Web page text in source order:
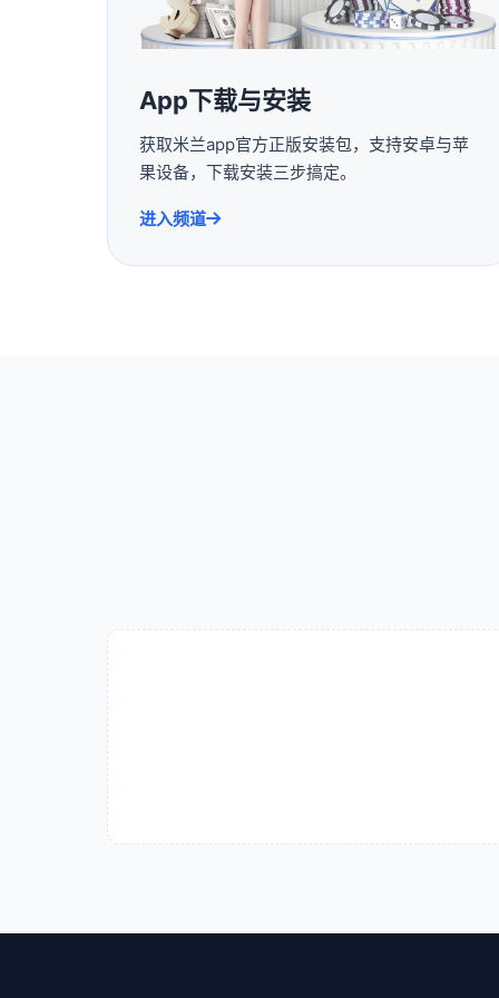
App下载与安装
获取米兰app官方正版安装包，支持安卓与苹
果设备，下载安装三步搞定。
进入频道